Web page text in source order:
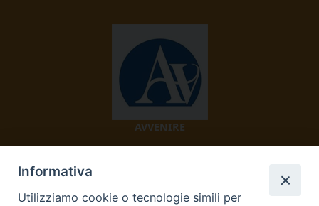
AVVENIRE
Informativa
Utilizziamo cookie o tecnologie simili per